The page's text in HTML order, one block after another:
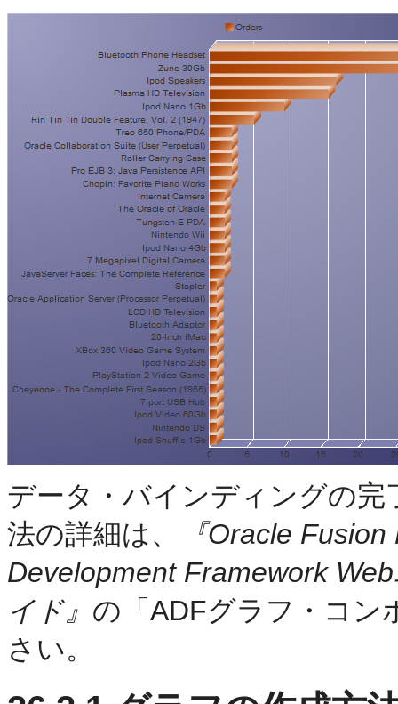
データ・バインディングの
法の詳細は、
『Oracle
Development Framework
イド』 の「ADFグラフ・コン
さい。